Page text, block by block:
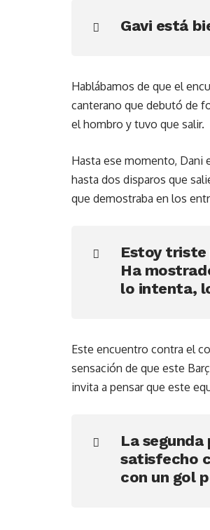
Gavi está
Hablábamos de que el
canterano que debutó de
el hombro y tuvo que salir.
Hasta ese momento, Dani
hasta dos disparos que
que demostraba en los
Estoy triste
Ha
lo intenta,
Este encuentro contra el
sensación de que este
invita a pensar que este
La
satisfecho
con un gol